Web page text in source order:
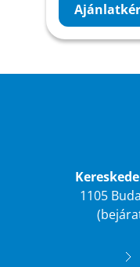
1105